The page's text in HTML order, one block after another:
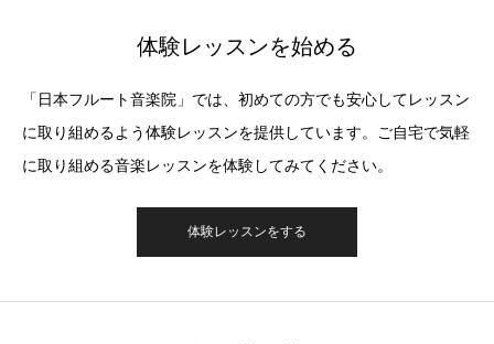
体験レッスンを始める
「日本フルート音楽院」では、初めての方でも安心してレッスン
に取り組めるよう体験レッスンを提供しています。ご自宅で気軽
に取り組める音楽レッスンを体験してみてください。
体験レッスンをする